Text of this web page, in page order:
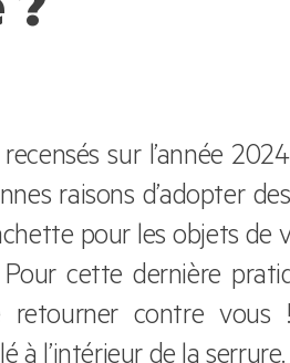
?
sur l’année
raisons d’adopter
pour les objets de
cette dernière
contre vous